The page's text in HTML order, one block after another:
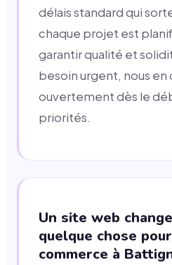
délais standard qui
chaque projet est
garantir qualité et
besoin urgent, nous en
ouvertement dès le
priorités.
Un site web
quelque chose
commerce à